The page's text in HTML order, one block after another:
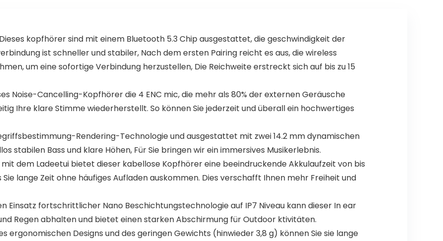
kopfhörer sind mit einem Bluetooth 5.3 Chip ausgestattet, die geschwindigkeit der
ist schneller und stabiler, Nach dem ersten Pairing reicht es aus, die wireless
um eine sofortige Verbindung herzustellen, Die Reichweite erstreckt sich auf bis zu 15
Noise-Cancelling-Kopfhörer die 4 ENC mic, die mehr als 80% der externen Geräusche
Ihre klare Stimme wiederherstellt. So können Sie jederzeit und überall ein hochwertiges
Rendering-Technologie und ausgestattet mit zwei 14.2 mm dynamischen
stabilen Bass und klare Höhen, Für Sie bringen wir ein immersives Musikerlebnis.
dem Ladeetui bietet dieser kabellose Kopfhörer eine beeindruckende Akkulaufzeit von bis
Sie lange Zeit ohne häufiges Aufladen auskommen. Dies verschafft Ihnen mehr Freiheit und
Einsatz fortschrittlicher Nano Beschichtungstechnologie auf IP7 Niveau kann dieser In ear
Regen abhalten und bietet einen starken Abschirmung für Outdoor ktivitäten.
ergonomischen Designs und des geringen Gewichts (hinwieder 3,8 g) können Sie sie lange